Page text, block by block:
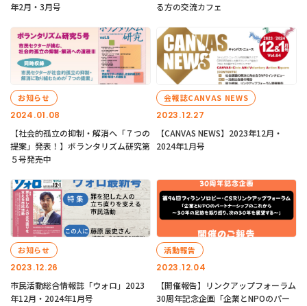
年2月・3月号
る方の交流カフェ
2024.01.08
お知らせ
【社会的孤立の抑制・解消へ「７つの
提案」発表！】ボランタリズム研究第
５号発売中
2023.12.27
会報誌CANVAS NEWS
【CANVAS NEWS】2023年12月・
2024年1月号
2023.12.26
お知らせ
市民活動総合情報誌「ウォロ」2023
年12月・2024年1月号
2023.12.04
活動報告
【開催報告】リンクアップフォーラム
30周年記念企画「企業とNPOのパー